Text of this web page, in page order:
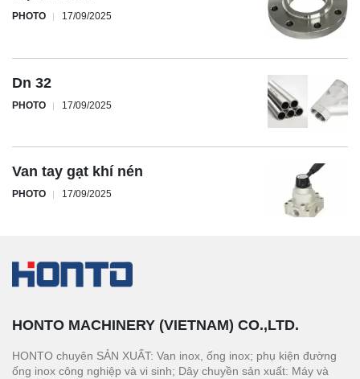
PHOTO 17/09/2025
Dn 32
PHOTO 17/09/2025
Van tay gạt khí nén
PHOTO 17/09/2025
HONTO MACHINERY (VIETNAM) CO.,LTD.
HONTO chuyên SẢN XUẤT: Van inox, ống inox; phụ kiện đường
ống inox công nghiệp và vi sinh; Dây chuyền sản xuất: Máy và